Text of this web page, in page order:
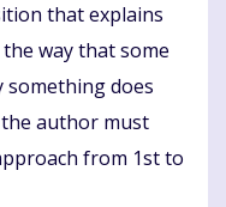
that explains
way that some
something does
author must
from 1st to